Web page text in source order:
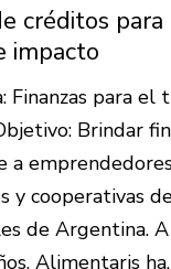
créditos para
impacto
Finanzas para el
Brindar
a
y cooperativas
de Argentina.
Alimentaris